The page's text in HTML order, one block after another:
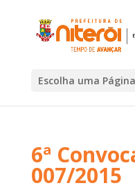
Escolha uma Página
6ª
007/2015